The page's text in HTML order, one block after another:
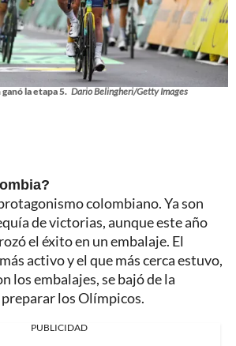
la etapa 5. Dario Belingheri/Getty Images
colombiano. Ya son
de victorias, aunque este año
el éxito en un embalaje. El
activo y el que más cerca estuvo,
los embalajes, se bajó de la
los Olímpicos.
PUBLICIDAD